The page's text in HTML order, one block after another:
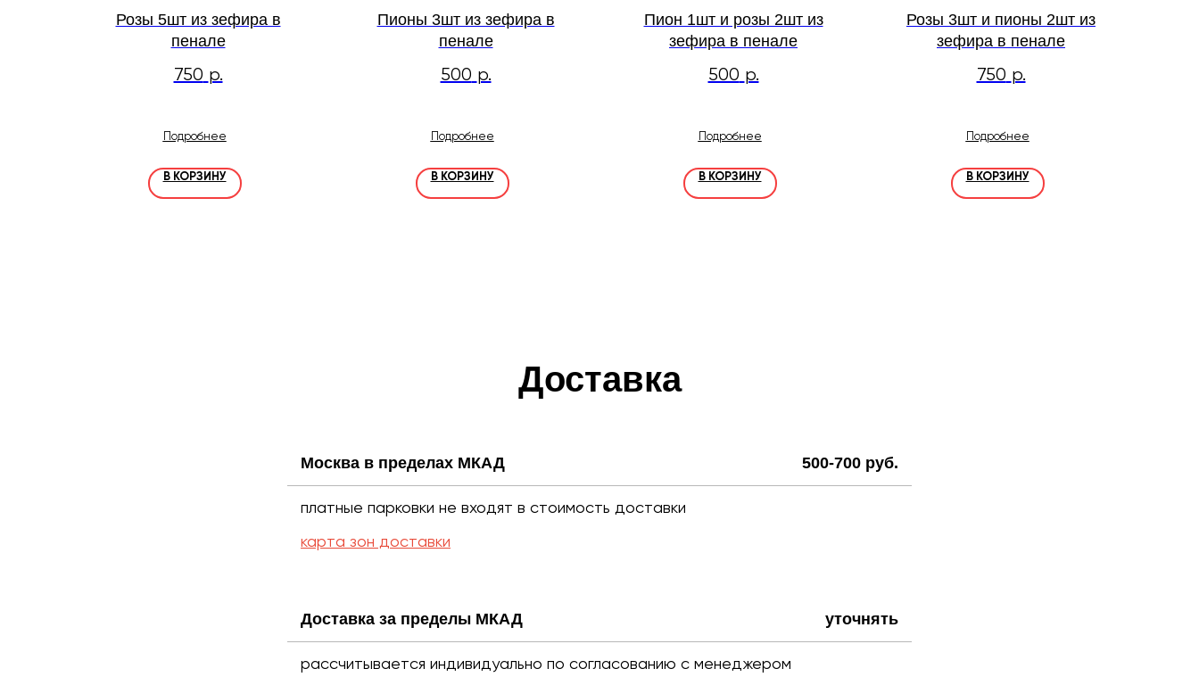
Розы 5шт из зефира в
пенале
750 р.
Подробнее
В КОРЗИНУ
Пионы 3шт из зефира в
пенале
500 р.
Подробнее
В КОРЗИНУ
Пион 1шт и розы 2шт из
зефира в пенале
500 р.
Подробнее
В КОРЗИНУ
Розы 3шт и пионы 2шт из
зефира в пенале
750 р.
Подробнее
В КОРЗИНУ
Доставка
Москва в пределах МКАД 500-700 руб.
карта зон доставки
платные парковки не входят в стоимость доставки
Доставка за пределы МКАД
рассчитывается индивидуально по согласованию с менеджером
уточнять